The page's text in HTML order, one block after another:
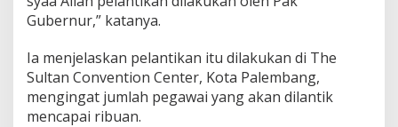
Gubernur,” katanya.
Ia menjelaskan pelantikan itu dilakukan di The
Sultan Convention Center, Kota Palembang,
mengingat jumlah pegawai yang akan dilantik
mencapai ribuan.